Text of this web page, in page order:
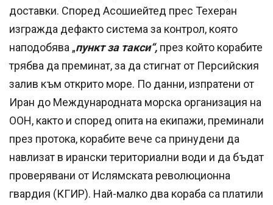
доставки. Според Асошиейтед прес Техеран
изгражда дефакто система за контрол, която
наподобява „пункт за такси“, през който корабите
трябва да преминат, за да стигнат от Персийския
залив към открито море. По данни, изпратени от
Иран до Международната морска организация на
ООН, както и според опита на екипажи, преминали
през протока, корабите вече са принудени да
навлизат в ирански териториални води и да бъдат
проверявани от Ислямската революционна
гвардия (КГИР). Най-малко два кораба са платили